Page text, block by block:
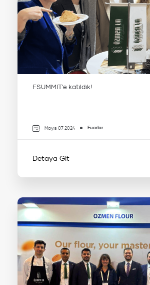
FSUMMIT'e katıldık!
Mayıs 07 2024 Fuarlar
Detaya Git